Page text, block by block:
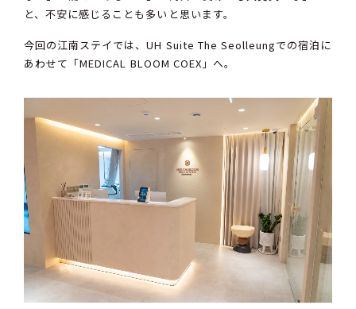
と、不安に感じることも多いと思います。
今回の江南ステイでは、UH Suite The Seolleungでの宿泊に
あわせて「MEDICAL BLOOM COEX」へ。